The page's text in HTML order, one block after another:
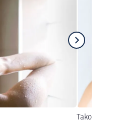
Tako boste